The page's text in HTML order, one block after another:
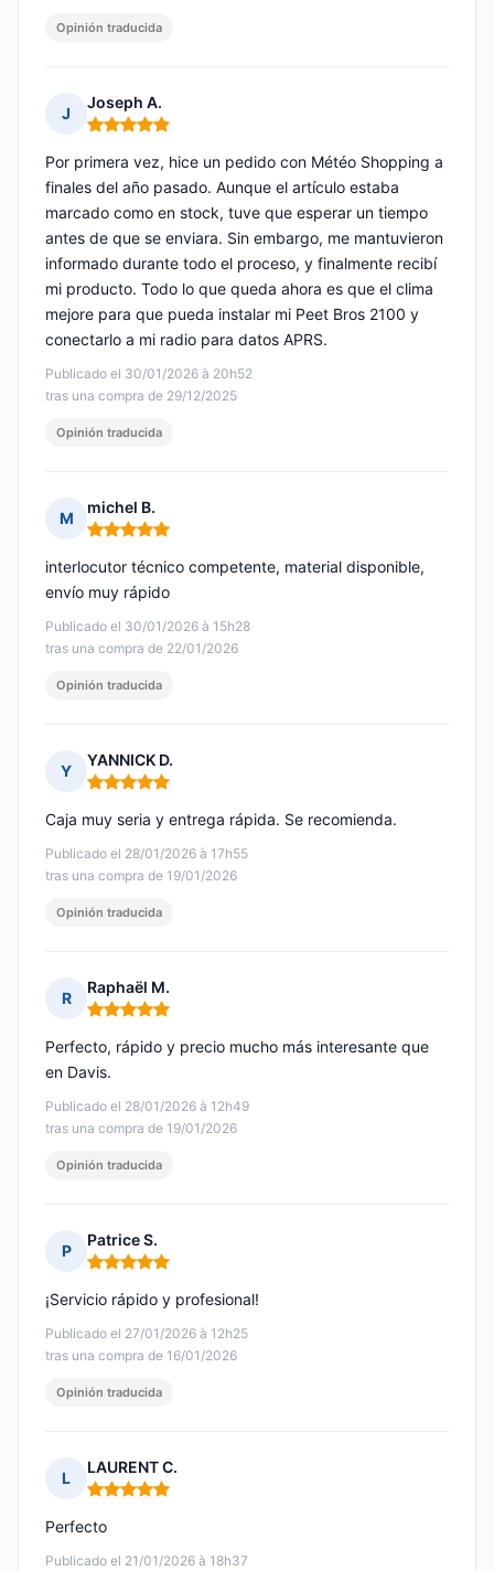
Opinión traducida
J
Joseph A.
Nota: 5 de 5
Publicado el 30/01/2026 à 20h52
tras una compra de 29/12/2025
Por primera vez, hice un pedido con Météo Shopping a
finales del año pasado. Aunque el artículo estaba
marcado como en stock, tuve que esperar un tiempo
antes de que se enviara. Sin embargo, me mantuvieron
informado durante todo el proceso, y finalmente recibí
mi producto. Todo lo que queda ahora es que el clima
mejore para que pueda instalar mi Peet Bros 2100 y
conectarlo a mi radio para datos APRS.
Opinión traducida
M
michel B.
Nota: 5 de 5
Publicado el 30/01/2026 à 15h28
tras una compra de 22/01/2026
interlocutor técnico competente, material disponible,
envío muy rápido
Opinión traducida
Y
YANNICK D.
Nota: 5 de 5
Publicado el 28/01/2026 à 17h55
tras una compra de 19/01/2026
Caja muy seria y entrega rápida. Se recomienda.
Opinión traducida
R
Raphaël M.
Nota: 5 de 5
Publicado el 28/01/2026 à 12h49
tras una compra de 19/01/2026
Perfecto, rápido y precio mucho más interesante que
en Davis.
Opinión traducida
P
Patrice S.
Nota: 5 de 5
Publicado el 27/01/2026 à 12h25
tras una compra de 16/01/2026
¡Servicio rápido y profesional!
Opinión traducida
L
LAURENT C.
Nota: 5 de 5
Publicado el 21/01/2026 à 18h37
Perfecto